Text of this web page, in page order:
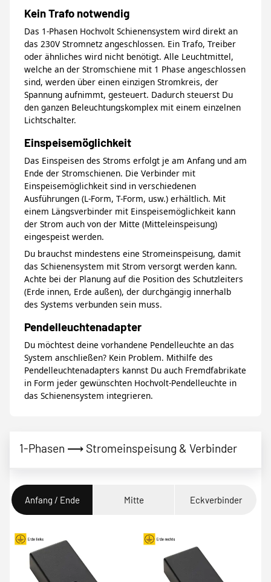
Kein Trafo notwendig
Das 1-Phasen Hochvolt Schienensystem wird direkt an
das 230V Stromnetz angeschlossen. Ein Trafo, Treiber
oder ähnliches wird nicht benötigt. Alle Leuchtmittel,
welche an der Stromschiene mit 1 Phase angeschlossen
sind, werden über einen einzigen Stromkreis, der
Spannung aufnimmt, gesteuert. Dadurch steuerst Du
den ganzen Beleuchtungskomplex mit einem einzelnen
Lichtschalter.
Einspeisemöglichkeit
Das Einspeisen des Stroms erfolgt je am Anfang und am
Ende der Stromschienen. Die Verbinder mit
Einspeisemöglichkeit sind in verschiedenen
Ausführungen (L-Form, T-Form, usw.) erhältlich. Mit
einem Längsverbinder mit Einspeisemöglichkeit kann
der Strom auch von der Mitte (Mitteleinspeisung)
eingespeist werden.
Du brauchst mindestens eine Stromeinspeisung, damit
das Schienensystem mit Strom versorgt werden kann.
Achte bei der Planung auf die Position des Schutzleiters
(Erde innen, Erde außen), der durchgängig innerhalb
des Systems verbunden sein muss.
Pendelleuchtenadapter
Du möchtest deine vorhandene Pendelleuchte an das
System anschließen? Kein Problem. Mithilfe des
Pendelleuchtenadapters kannst Du auch Fremdfabrikate
in Form jeder gewünschten Hochvolt-Pendelleuchte in
das Schienensystem integrieren.
1-Phasen ⟶ Stromeinspeisung & Verbinder
Anfang / Ende Mitte Eckverbinder